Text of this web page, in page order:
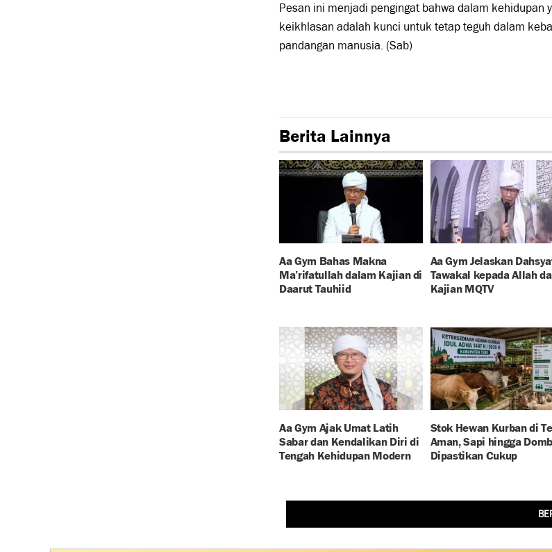
Pesan ini menjadi pengingat bahwa dalam kehidupan
keikhlasan adalah kunci untuk tetap teguh dalam
pandangan manusia. (Sab)
Berita Lainnya
Aa Gym Bahas Makna
Ma’rifatullah dalam Kajian di
Daarut Tauhiid
Aa Gym Jelaskan
Tawakal kepada Allah
Kajian MQTV
Aa Gym Ajak Umat Latih
Sabar dan Kendalikan Diri di
Tengah Kehidupan Modern
Stok Hewan Kurban di
Aman, Sapi hingga
Dipastikan Cukup